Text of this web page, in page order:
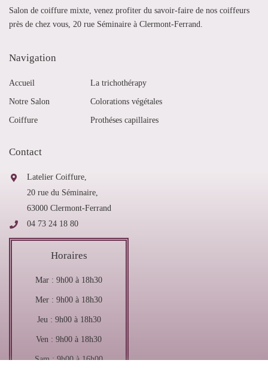
Salon de coiffure mixte, venez profiter du savoir-faire de nos coiffeurs
près de chez vous, 20 rue Séminaire à Clermont-Ferrand.
Navigation
Accueil
Notre Salon
Coiffure
La trichothérapy
Colorations végétales
Prothéses capillaires
Contact
Latelier Coiffure,
20 rue du Séminaire,
63000 Clermont-Ferrand
04 73 24 18 80
Horaires
Mar : 9h00 à 18h30
Mer : 9h00 à 18h30
Jeu : 9h00 à 18h30
Ven : 9h00 à 18h30
Sam : 9h00 à 16h00